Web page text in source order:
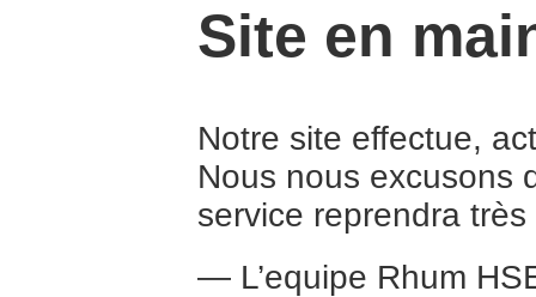
Site en
Notre site effectue,
Nous nous excusons
service reprendra
— L’equipe Rhum